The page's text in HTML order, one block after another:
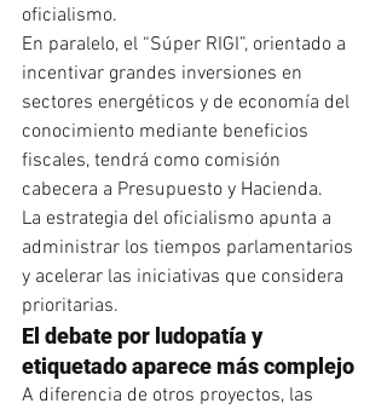
oficialismo.
En paralelo, el “Súper RIGI”, orientado a
incentivar grandes inversiones en
sectores energéticos y de economía del
conocimiento mediante beneficios
fiscales, tendrá como comisión
cabecera a Presupuesto y Hacienda.
La estrategia del oficialismo apunta a
administrar los tiempos parlamentarios
y acelerar las iniciativas que considera
prioritarias.
El debate por ludopatía y
etiquetado aparece más complejo
A diferencia de otros proyectos, las